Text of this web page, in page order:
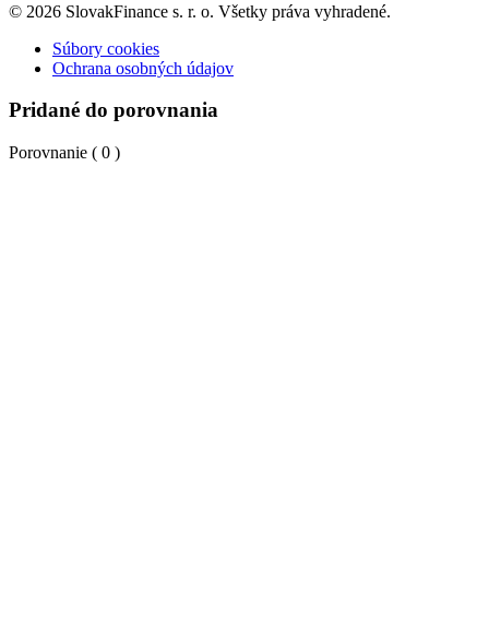
© 2026 SlovakFinance s. r. o. Všetky práva vyhradené.
Súbory cookies
Ochrana osobných údajov
Pridané do porovnania
Porovnanie ( 0 )